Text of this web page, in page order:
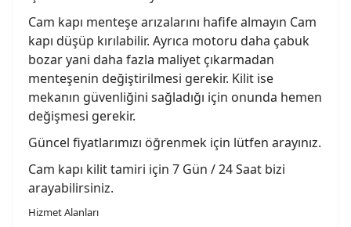
Cam kapı menteşe arızalarını hafife almayın Cam
kapı düşüp kırılabilir. Ayrıca motoru daha çabuk
bozar yani daha fazla maliyet çıkarmadan
menteşenin değiştirilmesi gerekir. Kilit ise
mekanın güvenliğini sağladığı için onunda hemen
değişmesi gerekir.
Güncel fiyatlarımızı öğrenmek için lütfen arayınız.
Cam kapı kilit tamiri için 7 Gün / 24 Saat bizi
arayabilirsiniz.
Hizmet Alanları